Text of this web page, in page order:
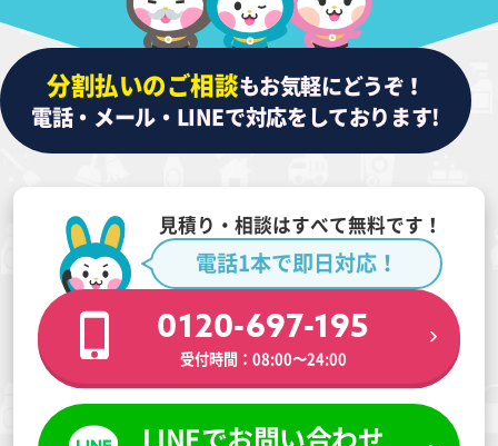
分割払いのご相談もお気軽にどうぞ！
電話・メール・LINEで対応をしております!
見積り・相談はすべて無料です！
電話1本で即日対応！
0120-697-195
受付時間：08:00〜24:00